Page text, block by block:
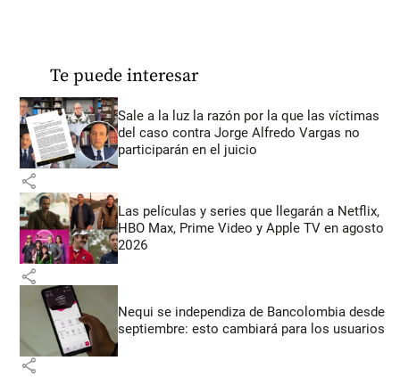
Te puede interesar
Sale a la luz la razón por la que las víctimas
del caso contra Jorge Alfredo Vargas no
participarán en el juicio
share
Las películas y series que llegarán a Netflix,
HBO Max, Prime Video y Apple TV en agosto
2026
share
Nequi se independiza de Bancolombia desde
septiembre: esto cambiará para los usuarios
share